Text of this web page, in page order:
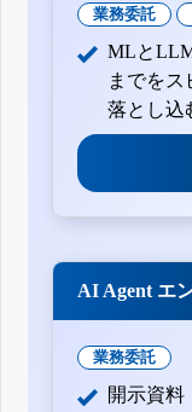
業務委託
MLと
までを
落とし込
AI Agent エ
業務委託
開示資料